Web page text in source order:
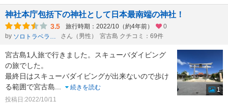
神社本庁包括下の神社として日本最南端の神社！
3.5 旅行時期：2022/10（約4年前）
0
by
ソロトラベラーたけし さん（男性） 宮古島 クチコミ：69件
宮古島1人旅で行きました。スキューバダイビング
の旅でした。
最終日はスキューバダイビングが出来ないので歩け
る範囲で宮古島
続きを読む
投稿日:2022/10/11
1